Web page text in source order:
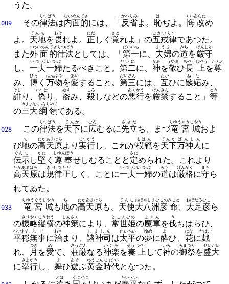
うた。
009 その律法
りつぱう
は内面
ないめん
的
てき
には、 「 反省
かへりみ
よ。恥
は
ぢよ。悔改
くいあらた
め
よ。 天地
てんち
を畏
おそ
れよ。 正
ただ
しく 覚
さと
れよ」の五戒律
ごかいりつ
であつた。
また外面
ぐわいめん
的
てき
律法
りつぱう
としては、 「 第一
だいいち
に、 夫婦
ふうふ
の道
みち
を厳守
げんしゆ
し、 一夫
いつぷ
一婦
いつぷ
たるべきこと。 第二
だいに
に、 神
かみ
を敬
うやま
ひ長上
ちやうじやう
を尊
たふと
み、 博
ひろ
く 万物
ばんぶつ
を愛
あい
すること。 第三
だいさん
には、 互
たが
ひに嫉妬
ねた
み、
誹
そし
り、 偽
いつは
り、 盗
ぬす
み、 殺
ころ
しなどの悪行
あくかう
を厳禁
げんきん
すること」 等
とう
の三大
さんだい
綱領
かうりやう
である。
028 この律法
りつぱう
を天下
てんか
に広
ひろ
むるに先立
さきだ
ち、 まづ竜宮城
りゆうぐうじやう
およ
び地
ち
の高天原
たかあまはら
より 実行
じつかう
し、 これが模範
もはん
を天下
てんか
万神人
ばんしん
に
伝示
でんじ
し堅
かた
く 遵奉
じゆんぽう
せしむることと 定
さだ
められた。
これより
高天原
たかあまはら
は規律
きりつ
正
ただ
しく、 ことに一夫
いつぷ
一婦
いつぷ
の道
みち
は厳格
げんかく
に守
まも
ら
れてゐた。
033 竜宮城
りゆうぐうじやう
も地
ち
の高天原
たかあまはら
も、 天使
てんし
大八洲彦
おほやしまひこの
命
みこと
大足彦
おほだるひこ
ら
の機略
きりやく
縦横
じうわう
の神策
しんさく
により、 常世姫
とこよひめ
の魔軍
まぐん
を伐
う
ちはらひ、
平穏
へいおん
無事
ぶじ
に治
おさ
まり、 諸神司
しよしん
は太平
たいへい
の夢
ゆめ
に酔
よ
ひ、 花
はな
に戯
たはむ
れ、 月
つき
を愛
め
で、 荘厳
さうごん
なる神楽
かぐら
を奏上
そうじやう
して神
かみ
の御祭
みまつり
を盛大
せいだい
に挙行
きよかう
し、 舞
ま
ひ遊
あそ
ぶ黄金
わうごん
時代
じだい
となつた。
とほ くにぐに たいへい